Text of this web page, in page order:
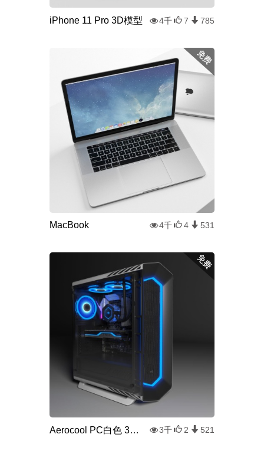
iPhone 11 Pro 3D模型 4千 7 785
MacBook 4千 4 531
Aerocool PC白色 3D模型 3千 2 521